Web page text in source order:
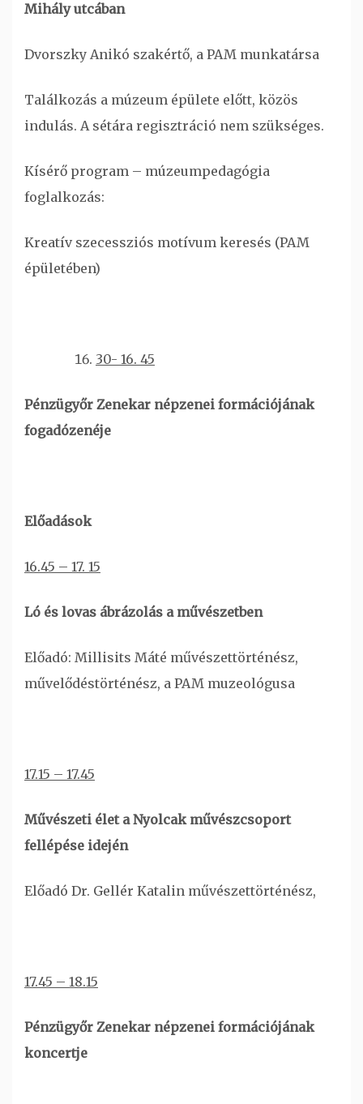
Mihály utcában
Dvorszky Anikó szakértő, a PAM munkatársa
Találkozás a múzeum épülete előtt, közös
indulás. A sétára regisztráció nem szükséges.
Kísérő program – múzeumpedagógia
foglalkozás:
Kreatív szecessziós motívum keresés (PAM
épületében)
30- 16. 45
Pénzügyőr Zenekar népzenei formációjának
fogadózenéje
Előadások
16.45 – 17. 15
Ló és lovas ábrázolás a művészetben
Előadó: Millisits Máté művészettörténész,
művelődéstörténész, a PAM muzeológusa
17.15 – 17.45
Művészeti élet a Nyolcak művészcsoport
fellépése idején
Előadó Dr. Gellér Katalin művészettörténész,
17.45 – 18.15
Pénzügyőr Zenekar népzenei formációjának
koncertje